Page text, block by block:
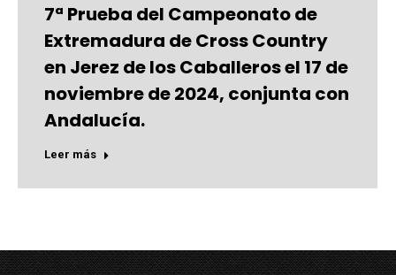
7ª Prueba del Campeonato de
Extremadura de Cross Country
en Jerez de los Caballeros el 17 de
noviembre de 2024, conjunta con
Andalucía.
Leer más